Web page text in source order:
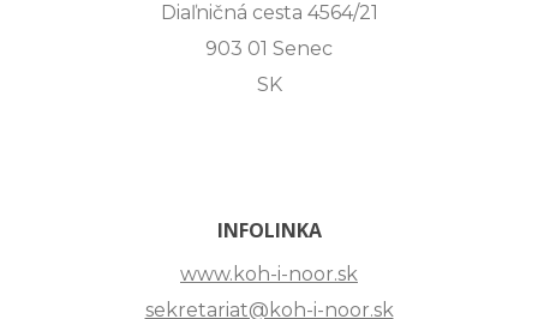
Diaľničná cesta 4564/21
903 01 Senec
SK
INFOLINKA
www.koh-i-noor.sk
sekretariat@koh-i-noor.sk